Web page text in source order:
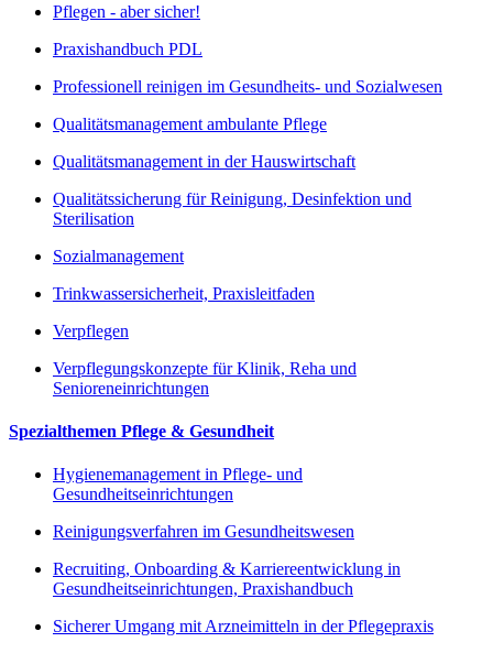
Pflegen - aber sicher!
Praxishandbuch PDL
Professionell reinigen im Gesundheits- und Sozialwesen
Qualitätsmanagement ambulante Pflege
Qualitätsmanagement in der Hauswirtschaft
Qualitätssicherung für Reinigung, Desinfektion und
Sterilisation
Sozialmanagement
Trinkwassersicherheit, Praxisleitfaden
Verpflegen
Verpflegungskonzepte für Klinik, Reha und
Senioreneinrichtungen
Spezialthemen Pflege & Gesundheit
Hygienemanagement in Pflege- und
Gesundheitseinrichtungen
Reinigungsverfahren im Gesundheitswesen
Recruiting, Onboarding & Karriereentwicklung in
Gesundheitseinrichtungen, Praxishandbuch
Sicherer Umgang mit Arzneimitteln in der Pflegepraxis